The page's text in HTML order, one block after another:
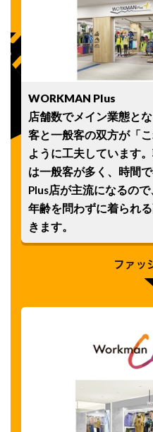
WORKMAN Plus
店舗数でメイン業態と
客と一般客の双方が「
ように工夫しています
は一般客が多く、時間
Plus店が主流になるの
年齢を問わずに着られ
きます。